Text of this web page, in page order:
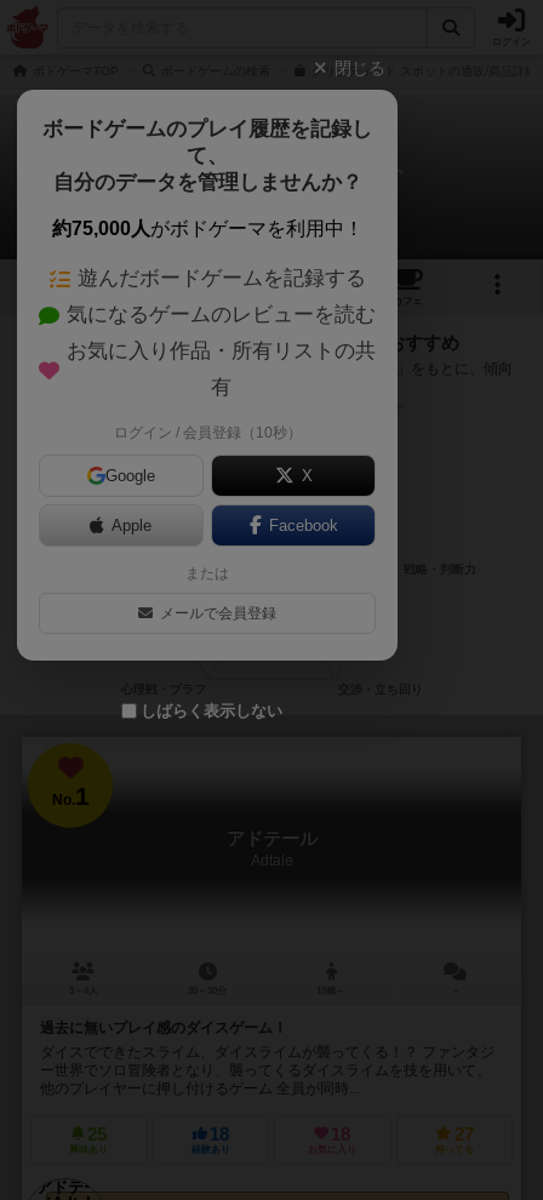
クリプティッド スポットの通販/商品詳細
クリプティッド スポット
次のおすすめボードゲーム
3
カフェ
『クリプティッド スポット』が好きな方へのおすすめ
このゲームのトップページで投票された「プレイ感の評価」をもとに、傾向
が近いボードゲームをランキング形式で紹介します。
No.1
アドテール
Adtale
過去に無いプレイ感のダイスゲーム！
ダイスでできたスライム、ダイスライムが襲ってくる！？ ファンタジ
ー世界でソロ冒険者となり、襲ってくるダイスライムを技を用いて、
他のプレイヤーに押し付けるゲーム 全員が同時...
25
興味あり
18
経験あり
18
お気に入り
27
持ってる
閉じる
ボードゲームのプレイ履歴を記録し
て、
自分のデータを管理しませんか？
約75,000人がボドゲーマを利用中！
遊んだボードゲームを記録する
気になるゲームのレビューを読む
お気に入り作品・所有リストの共
有
ログイン / 会員登録（10秒）
Google X
Apple Facebook
または
メールで会員登録
しばらく表示しない